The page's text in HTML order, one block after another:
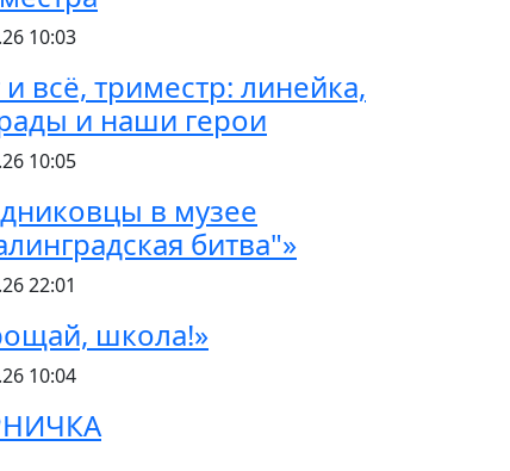
10:03
и всё, триместр: линейка,
и наши герои
10:05
в музее
битва"»
22:01
школа!»
10:04